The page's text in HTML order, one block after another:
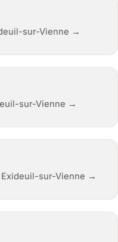
sur-Vienne →
sur-Vienne →
Exideuil-sur-Vienne →